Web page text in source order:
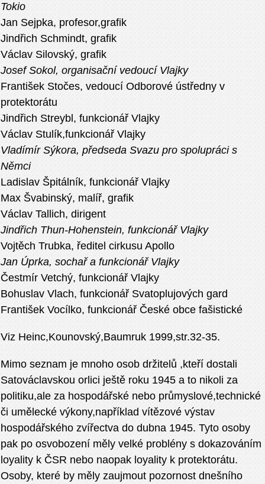
Tokio
Jan Sejpka, profesor,grafik
Jindřich Schmindt, grafik
Václav Silovský, grafik
Josef Sokol, organisační vedoucí Vlajky
František Stočes, vedoucí Odborové ústředny v
protektorátu
Jindřich Streybl, funkcionář Vlajky
Václav Stulík,funkcionář Vlajky
Vladímír Sýkora, předseda Svazu pro spolupráci s
Němci
Ladislav Špitálník, funkcionář Vlajky
Max Švabinský, malíř, grafik
Václav Tallich, dirigent
Jindřich Thun-Hohenstein, funkcionář Vlajky
Vojtěch Trubka, ředitel cirkusu Apollo
Jan Úprka, sochař a funkcionář Vlajky
Čestmír Vetchý, funkcionář Vlajky
Bohuslav Vlach, funkcionář Svatoplujových gard
František Vocílko, funkcionář České obce fašistické
Viz Heinc,Kounovský,Baumruk 1999,str.32-35.
Mimo seznam je mnoho osob držitelů ,kteří dostali
Satováclavskou orlici ještě roku 1945 a to nikoli za
politiku,ale za hospodářské nebo průmyslové,technické
či umělecké výkony,například vítězové výstav
hospodářského zvířectva do dubna 1945. Tyto osoby
pak po osvobození měly velké problény s dokazováním
loyality k ČSR nebo naopak loyality k protektorátu.
Osoby, které by měly zaujmout pozornost dnešního